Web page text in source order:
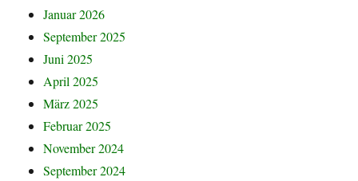
Januar 2026
September 2025
Juni 2025
April 2025
März 2025
Februar 2025
November 2024
September 2024